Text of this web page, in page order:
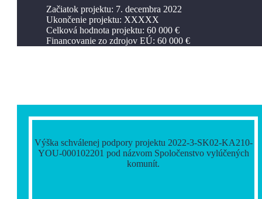
Začiatok projektu: 7. decembra 2022
Ukončenie projektu: XXXXX
Celková hodnota projektu: 60 000 €
Financovanie zo zdrojov EÚ: 60 000 €
Výška schválenej podpory projektu 2022-3-SK02-KA210-
YOU-000102201 pod názvom Spoločenstvo vylúčených
komunít.